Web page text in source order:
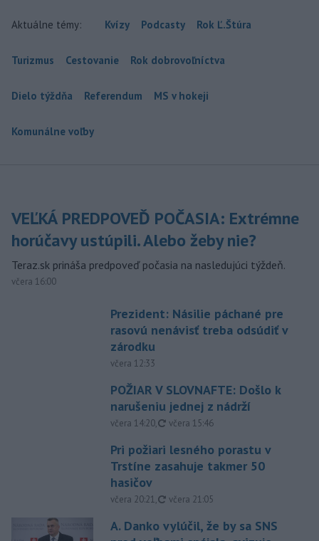
Aktuálne témy: Kvízy Podcasty Rok Ľ.Štúra
Turizmus Cestovanie Rok dobrovoľníctva
Dielo týždňa Referendum MS v hokeji
Komunálne voľby
VEĽKÁ PREDPOVEĎ POČASIA: Extrémne
horúčavy ustúpili. Alebo žeby nie?
Teraz.sk prináša predpoveď počasia na nasledujúci týždeň.
včera 16:00
Prezident: Násilie páchané pre
rasovú nenávisť treba odsúdiť v
zárodku
včera 12:33
POŽIAR V SLOVNAFTE: Došlo k
narušeniu jednej z nádrží
včera 14:20, aktualizované
včera 15:46
Pri požiari lesného porastu v
Trstíne zasahuje takmer 50
hasičov
včera 20:21, aktualizované
včera 21:05
A. Danko vylúčil, že by sa SNS